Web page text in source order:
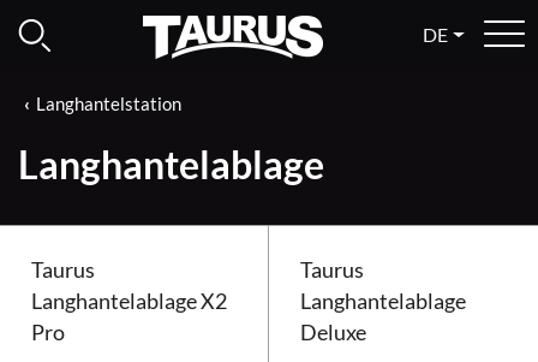
DE
Langhantelstation
Langhantelablage
Taurus
Langhantelablage X2
Pro
Taurus
Langhantelablage
Deluxe